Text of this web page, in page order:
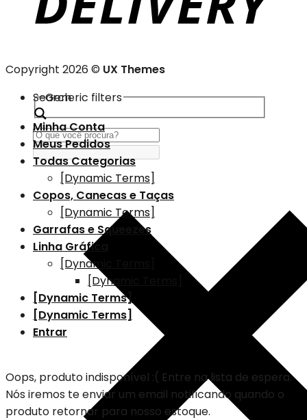
Copyright 2026 © UX Themes
Search
Generic filters
Minha Conta
Meus Pedidos
Todas Categorias
[Dynamic Terms]
Copos, Canecas e Taças
[Dynamic Terms]
Garrafas e Squeezes
Linha Gráfica
[Dynamic Terms]
[Dynamic Terms]
[Dynamic Terms]
[Dynamic Terms]
Entrar
Oops, produto indisponível :( Entre na lista de espera.
Nós iremos te enviar um email notificando quando o
produto retornar para nosso estoque.